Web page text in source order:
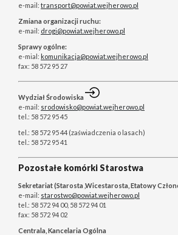
e-mail: transport@powiat.wejherowo.pl
Zmiana organizacji ruchu:
e-mail: drogi@powiat.wejherowo.pl
Sprawy ogólne:
e-mial: komunikacja@powiat.wejherowo.pl
fax: 58 572 95 27
Wydział Środowiska
e-mail: srodowisko@powiat.wejherowo.pl
tel.: 58 572 95 45
tel.: 58 572 95 44 (zaświadczenia o lasach)
tel.: 58 572 95 41
Pozostałe komórki Starostwa
Sekretariat (Starosta ,Wicestarosta, Etatowy
e-mail: starostwo@powiat.wejherowo.pl
tel.: 58 572 94 00, 58 572 94 01
fax: 58 572 94 02
Centrala, Kancelaria Ogólna